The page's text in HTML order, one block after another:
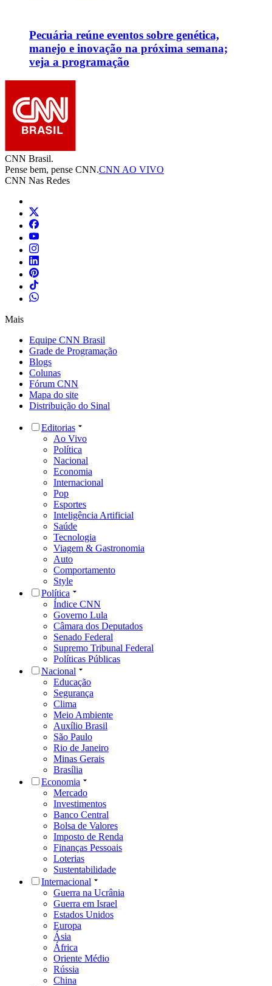
Pecuária reúne eventos sobre genética,
manejo e inovação na próxima semana;
veja a programação
CNN Brasil.
Pense bem, pense CNN.CNN AO VIVO
CNN Nas Redes
Mais
Equipe CNN Brasil
Grade de Programação
Blogs
Colunas
Fórum CNN
Mapa do site
Distribuição do Sinal
Editorias
Ao Vivo
Política
Nacional
Economia
Internacional
Pop
Esportes
Inteligência Artificial
Saúde
Tecnologia
Viagem & Gastronomia
Auto
Comportamento
Style
Política
Índice CNN
Governo Lula
Câmara dos Deputados
Senado Federal
Supremo Tribunal Federal
Políticas Públicas
Nacional
Educação
Segurança
Clima
Meio Ambiente
Auxílio Brasil
São Paulo
Rio de Janeiro
Minas Gerais
Brasília
Economia
Mercado
Investimentos
Banco Central
Bolsa de Valores
Imposto de Renda
Finanças Pessoais
Loterias
Sustentabilidade
Internacional
Guerra na Ucrânia
Guerra em Israel
Estados Unidos
Europa
Ásia
África
Oriente Médio
Rússia
China